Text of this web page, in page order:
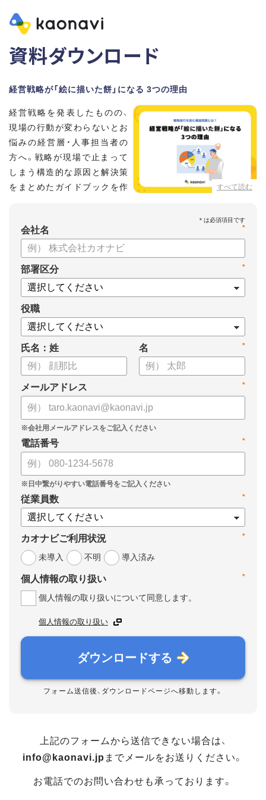
資料ダウンロード
経営戦略が「絵に描いた餅」になる 3つの理由
すべて読む
経営戦略を発表したものの、
現場の行動が変わらないとお
悩みの経営層・人事担当者の
方へ。戦略が現場で止まって
しまう構造的な原因と解決策
をまとめたガイドブックを作
本資料では、自律的に戦略を実行できる組織づくりのステップ
と、タレントマネジメントの視点から具体的なアプローチをお
届けします 。
【資料の内容】
・経営戦略が「絵に描いた餅」になる3つの理由
・人材の見える化や評価制度連動など、実務対応のポイント
・カオナビを活用した組織マネジメントの底上げ
*
会社名
*
部署区分
役職
氏名：姓 *
名
*
メールアドレス
*
電話番号
*
従業員数
*
カオナビご利用状況
未導入
不明 導入済み
*
個人情報の取り扱い
個人情報の取り扱いについて同意します。
個人情報の取り扱い
ダウンロードする
フォーム送信後、ダウンロードページへ移動します。
上記のフォームから送信できない場合は、
info@kaonavi.jp までメールをお送りください。
お電話でのお問い合わせも承っております。